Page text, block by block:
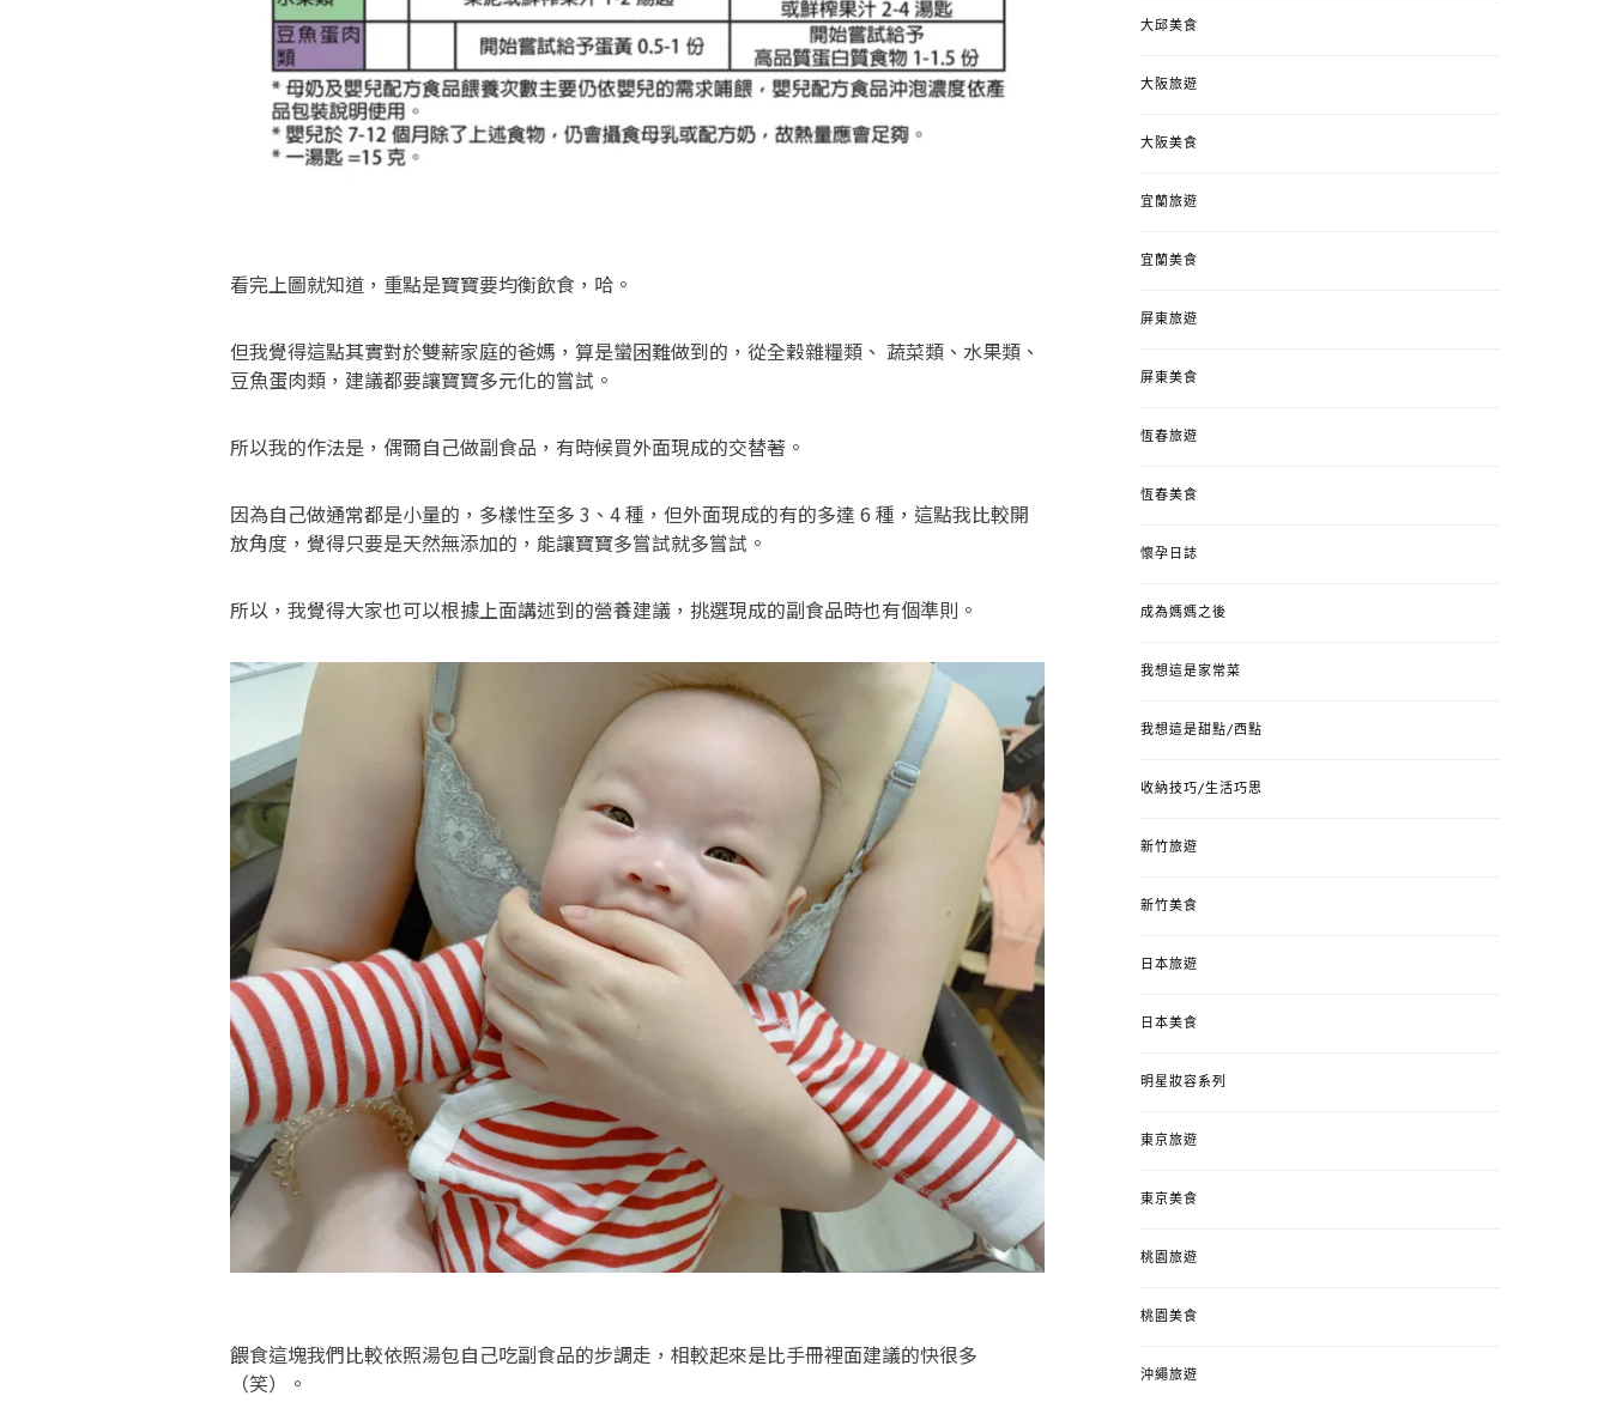
看完上圖就知道，重點是寶寶要均衡飲食，哈。
但我覺得這點其實對於雙薪家庭的爸媽，算是蠻困難做到的，從全穀雜糧類、 蔬菜類、水果類、
豆魚蛋肉類，建議都要讓寶寶多元化的嘗試。
所以我的作法是，偶爾自己做副食品，有時候買外面現成的交替著。
因為自己做通常都是小量的，多樣性至多 3、4 種，但外面現成的有的多達 6 種，這點我比較開
放角度，覺得只要是天然無添加的，能讓寶寶多嘗試就多嘗試。
所以，我覺得大家也可以根據上面講述到的營養建議，挑選現成的副食品時也有個準則。
餵食這塊我們比較依照湯包自己吃副食品的步調走，相較起來是比手冊裡面建議的快很多
（笑）。
大邱美食
大阪旅遊
大阪美食
宜蘭旅遊
宜蘭美食
屏東旅遊
屏東美食
恆春旅遊
恆春美食
懷孕日誌
成為媽媽之後
我想這是家常菜
我想這是甜點/西點
收納技巧/生活巧思
新竹旅遊
新竹美食
日本旅遊
日本美食
明星妝容系列
東京旅遊
東京美食
桃園旅遊
桃園美食
沖繩旅遊